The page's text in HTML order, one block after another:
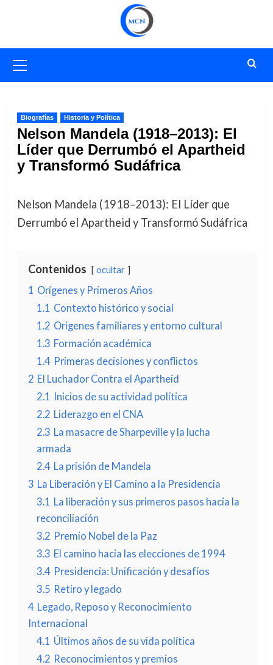
primario
Biografías Historia y Política
Nelson Mandela (1918–2013): El
Líder que Derrumbó el Apartheid
y Transformó Sudáfrica
Nelson Mandela (1918–2013): El Líder que
Derrumbó el Apartheid y Transformó Sudáfrica
Contenidos ocultar
1 Orígenes y Primeros Años
1.1 Contexto histórico y social
1.2 Orígenes familiares y entorno cultural
1.3 Formación académica
1.4 Primeras decisiones y conflictos
2 El Luchador Contra el Apartheid
2.1 Inicios de su actividad política
2.2 Liderazgo en el CNA
2.3 La masacre de Sharpeville y la lucha
armada
2.4 La prisión de Mandela
3 La Liberación y El Camino a la Presidencia
3.1 La liberación y sus primeros pasos hacia la
reconciliación
3.2 Premio Nobel de la Paz
3.3 El camino hacia las elecciones de 1994
3.4 Presidencia: Unificación y desafíos
3.5 Retiro y legado
4 Legado, Reposo y Reconocimiento
Internacional
4.1 Últimos años de su vida política
4.2 Reconocimientos y premios